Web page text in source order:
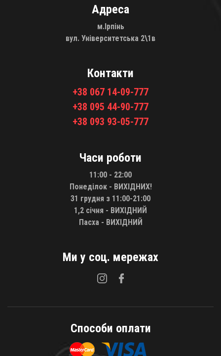
Адреса
м.Ірпінь
вул. Університетська 2\1в
Контакти
+38 067 14-09-777
+38 095 44-90-777
+38 093 93-05-777
Часи роботи
11:00 - 22:00
Понеділок - ВИХІДНИХ!
31 грудня з 11:00-21:00
1,2 січня - ВИХІДНИЙ
Пасха - ВИХІДНИЙ
Ми у соц. мережах
Способи оплати